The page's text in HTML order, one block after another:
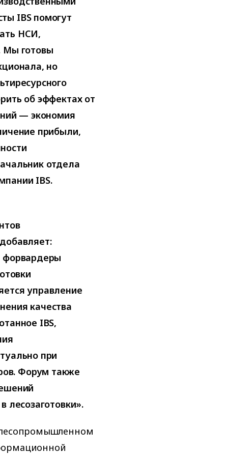
IBS помогут
НСИ,
Мы готовы
но
об эффектах от
— экономия
прибыли,
отдела
IBS.
форвардеры
управление
качества
IBS,
при
Форум также
лесозаготовки».